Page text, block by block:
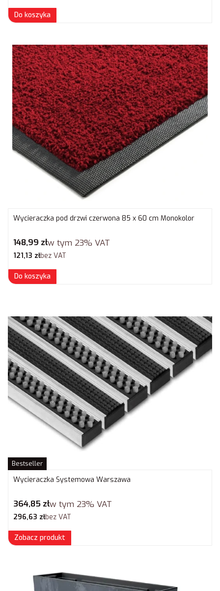
Do koszyka
Wycieraczka pod drzwi czerwona 85 x 60 cm Monokolor
Cena brutto
148,99 złw tym 23% VAT
Cena netto
121,13 złbez VAT
Do koszyka
Bestseller
Wycieraczka Systemowa Warszawa
Cena brutto
364,85 złw tym 23% VAT
Cena netto
296,63 złbez VAT
Zobacz produkt